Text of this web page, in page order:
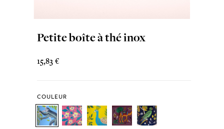
Petite boîte à thé inox
15,83 €
COULEUR